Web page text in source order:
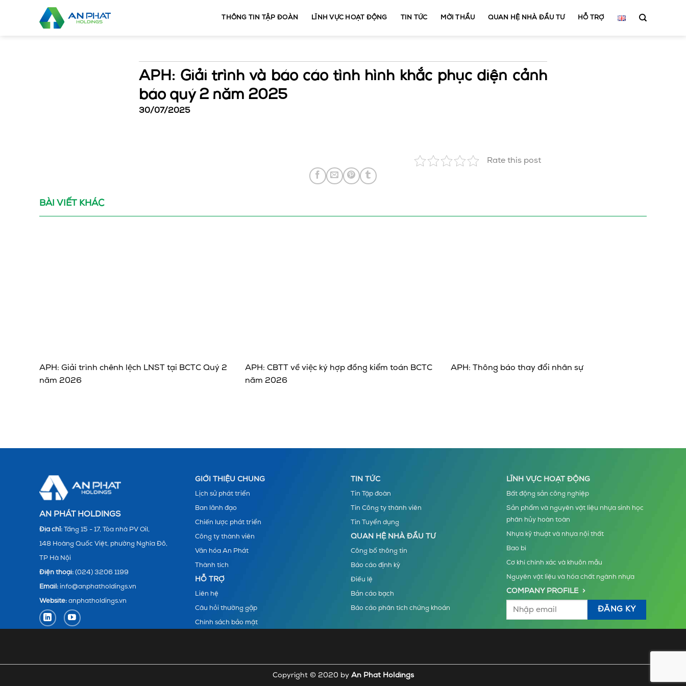
THÔNG TIN TẬP ĐOÀN LĨNH VỰC HOẠT ĐỘNG TIN TỨC MỜI THẦU QUAN HỆ NHÀ ĐẦU TƯ HỖ TRỢ
APH: Giải trình và báo cáo tình hình khắc phục diện cảnh
báo quý 2 năm 2025
30/07/2025
Rate this post
BÀI VIẾT KHÁC
APH: Giải trình chênh lệch LNST tại BCTC Quý 2
năm 2026
APH: CBTT về việc ký hợp đồng kiểm toán BCTC
năm 2026
APH: Thông báo thay đổi nhân sự
AN PHÁT HOLDINGS
Địa chỉ: Tầng 15 - 17, Tòa nhà PV Oil,
148 Hoàng Quốc Việt, phường Nghĩa Đô,
TP Hà Nội
Điện thoại: (024) 3206 1199
Email: info@anphatholdings.vn
Website: anphatholdings.vn
GIỚI THIỆU CHUNG
Lịch sử phát triển
Ban lãnh đạo
Chiến lược phát triển
Công ty thành viên
Văn hóa An Phát
Thành tích
HỖ TRỢ
Liên hệ
Câu hỏi thường gặp
Chính sách bảo mật
TIN TỨC
Tin Tập đoàn
Tin Công ty thành viên
Tin Tuyển dụng
QUAN HỆ NHÀ ĐẦU TƯ
Công bố thông tin
Báo cáo định kỳ
Điều lệ
Bản cáo bạch
Báo cáo phân tích chứng khoán
LĨNH VỰC HOẠT ĐỘNG
Bất động sản công nghiệp
Sản phẩm và nguyên vật liệu nhựa sinh học
phân hủy hoàn toàn
Nhựa kỹ thuật và nhựa nội thất
Bao bì
Cơ khí chính xác và khuôn mẫu
Nguyên vật liệu và hóa chất ngành nhựa
COMPANY PROFILE >
Copyright © 2020 by An Phat Holdings